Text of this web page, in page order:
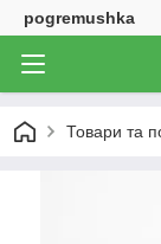
pogremushka
Товари та